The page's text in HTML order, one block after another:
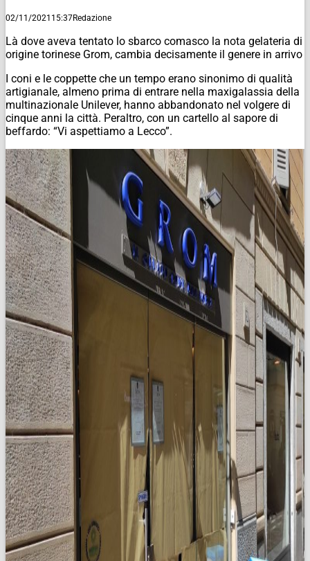
02/11/2021 15:37Redazione
Là dove aveva tentato lo sbarco comasco la nota gelateria di
origine torinese Grom, cambia decisamente il genere in arrivo
I coni e le coppette che un tempo erano sinonimo di qualità
artigianale, almeno prima di entrare nella maxigalassia della
multinazionale Unilever, hanno abbandonato nel volgere di
cinque anni la città. Peraltro, con un cartello al sapore di
beffardo: “Vi aspettiamo a Lecco”.